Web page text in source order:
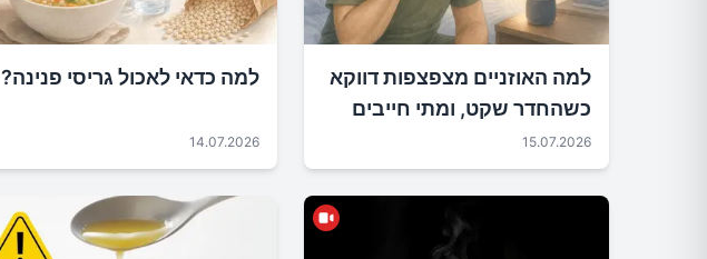
למה האוזניים מצפצפות דווקא
כשהחדר שקט, ומתי חייבים
להיבדק?
15.07.2026
למה כדאי לאכול גריסי פנינה?
14.07.2026